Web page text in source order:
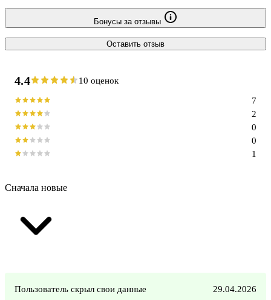
Бонусы за отзывы
Оставить отзыв
4.4 10 оценок
1
0
0
2
7
Сначала новые
Пользователь скрыл свои данные 29.04.2026